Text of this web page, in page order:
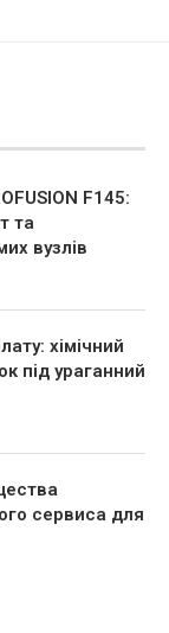
F145:
та
вузлів
хімічний
під ураганний
сервиса для